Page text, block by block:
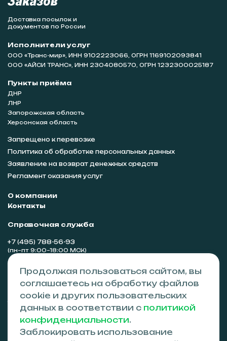
Доставка посылок и
документов по России
Исполнители услуг
ООО «Транс-мир», ИНН 9102223066, ОГРН 1169102093841
ООО «АЙСИ ТРАНС», ИНН 2304080570, ОГРН 1232300025187
Пункты приёма
ДНР
ЛНР
Запорожская область
Херсонская область
Запрещено к перевозке
Политика об обработке персональных данных
Заявление на возврат денежных средств
Регламент оказания услуг
О компании
Контакты
Справочная служба
+7 (495) 788-56-93
(пн–пт 9:00–18:00 МСК)
Сотрудничество
Адрес
Симферополь, ул. Гагарина 14а, 295026
© 2024-2026 ООО «ТВЗ»
Продолжая пользоваться сайтом, вы
соглашаетесь на обработку файлов
cookie и других пользовательских
данных в соответствии с политикой
конфиденциальности.
Заблокировать использование